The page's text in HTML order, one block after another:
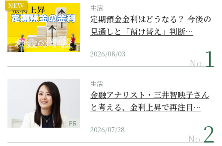
NEW 生活
定期預金金利はどうなる？ 今後の
見通しと「預け替え」判断…
2026/08/03
No.
PR
生活
金融アナリスト・三井智映子さん
と考える、金利上昇で再注目…
2026/07/28
No.